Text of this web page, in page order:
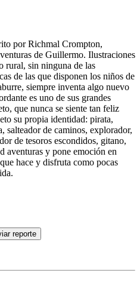
por Richmal Crompton,
de Guillermo. Ilustraciones
rural, sin ninguna de las
de las que disponen los niños de
siempre inventa algo nuevo
es uno de sus grandes
que nunca se siente tan feliz
su propia identidad: pirata,
salteador de caminos, explorador,
de tesoros escondidos, gitano,
aventuras y pone emoción en
hace y disfruta como pocas
reporte